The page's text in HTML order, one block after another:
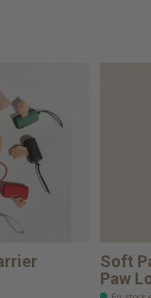
Soft
Paw